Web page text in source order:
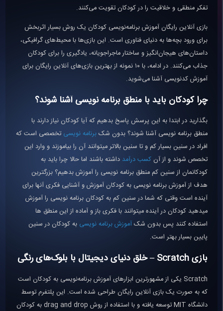
تفکر منطقی و خلاقیت را در کودکان تقویت می‌کنند.
بازی آنلاین رایگان آموزش برنامه‌نویسی کودکان یک روش بسیار اثربخش
برای ورود بچه‌ها به دنیای فناوری است. این بازی‌ها با محیط‌های گرافیکی،
داستان‌های هیجان‌انگیز و ساختار ماجراجویانه، یادگیری را برای کودکان
جذاب می‌کنند. در ادامه، با ۱۰ نمونه از بهترین بازی‌های آنلاین رایگان برای
آموزش کدنویسی آشنا می‌شوید.
چرا کودکان باید با منطق برنامه نویسی آشنا شوند؟
بگذارید در ابتدا به این پرسش پاسخ بدهیم که آیا کودکان نیاز دارند با
منطق برنامه نویسی آشنا شوند؟ بدون شکبرنامه نویسی تخصصی است که
افراد در سنین بسیار کم و تا سنین بالاتر میتوانند آن را بیاموزند و وارد این
تخصص شوند و از آنکسب درآمد داشته باشند اما حالا چرا باید به
کودکانمان از سنین کم منطق برنامه نویسی را آموزش بدهیم؟ بزرگترین
هدف از آموزش برنامه نویسی به کودکان آموزش و آشنایی فکری آنها برای
آینده است وقتی که شما در سنین کم به کودکان برنامه نویسی را آموزش
میدهید کودکان در آینده میتوانند با فکری باز و آماده از این منطق ها
استفاده کنند پس بدون شکآموزش برنامه نویسی به کودکان در سنین
پایین بسیار بهتر است.
بازی Scratch – خلق دنیای دیجیتال با بلوک‌های رنگی
Scratch یکی از مشهورترین ابزارهای آموزش برنامه‌نویسی به کودکان است
که به صورت یک بازی آنلاین رایگان طراحی شده است. این پلتفرم توسط
دانشگاه MIT توسعه یافته و با استفاده از روش drag and drop به کودکان